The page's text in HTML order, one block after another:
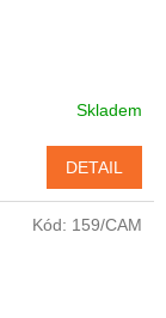
Skladem
DETAIL
Kód: 159/CAM